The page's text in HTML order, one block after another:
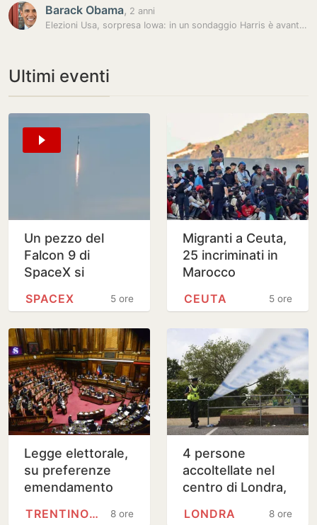
Barack Obama, 2 anni
Elezioni Usa, sorpresa Iowa: in un sondaggio Harris è avanti a Trump
Ultimi eventi
Un pezzo del
Falcon 9 di
SpaceX si
Luna
5 ore
SPACEX
Migranti a Ceuta,
25 incriminati in
Marocco
5 ore
CEUTA
Legge elettorale,
su preferenze
emendamento
centrodestra al8 ore
TRENTINO-ALTO ADIGE
4 persone
accoltellate nel
centro di Londra,
donna
8 ore
LONDRA